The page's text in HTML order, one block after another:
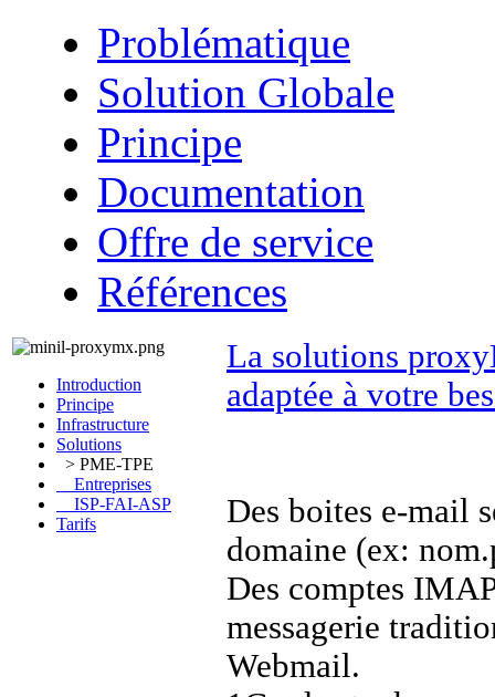
Problématique
Solution Globale
Principe
Documentation
Offre de service
Références
Introduction
Principe
Infrastructure
Solutions
> PME-TPE
Entreprises
ISP-FAI-ASP
Tarifs
La solutions
adaptée à votre
Des boites e-mail
domaine (ex:
Des comptes
messagerie
Webmail.